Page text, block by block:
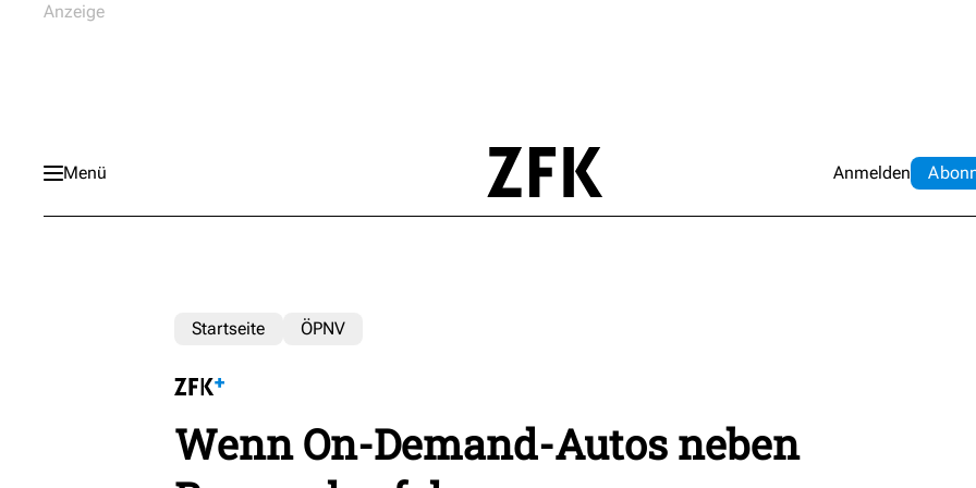
Menü Anmelden Abo
Startseite ÖPNV
Wenn On-Demand-Autos neben